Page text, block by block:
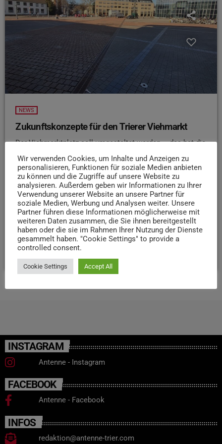
NEWS
Zukunftskonzepte für den Trierer Viehmarkt
Der Viehmarktplatz soll umgestaltet werden – das hat die
Stadt gestern auf einer Pressekonferenz bekannt
gegeben. Ein beauftragtes Unternehmen hat dazu 3
mögliche Entwürfe erarbeitet: ein Minimal-Szenario, ein
Freizeit-Szenario und eines, das auf den Klimawandel
angepasst wurde. Innenstadtdezernent Ralf Britten spricht
im Interview mit ANTENNE Trier von neuen
Sitzmöglichkeiten, Leseecken und Spielgelegenheiten, die
den Platz aufwerten könnten.
today 4. MÄRZ 2026 45
INSTAGRAM
Antenne - Instagram
FACEBOOK
Antenne - Facebook
INFOS
redaktion@antenne-trier.com
Wir verwenden Cookies, um Inhalte und Anzeigen zu
personalisieren, Funktionen für soziale Medien anbieten
zu können und die Zugriffe auf unsere Website zu
analysieren. Außerdem geben wir Informationen zu Ihrer
Verwendung unserer Website an unsere Partner für
soziale Medien, Werbung und Analysen weiter. Unsere
Partner führen diese Informationen möglicherweise mit
weiteren Daten zusammen, die Sie ihnen bereitgestellt
haben oder die sie im Rahmen Ihrer Nutzung der Dienste
gesammelt haben. "Cookie Settings" to provide a
controlled consent.
Cookie Settings Accept All